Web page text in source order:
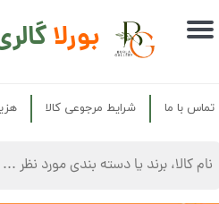
بورلا حساب کاربری من
سفارشات
خروج از حساب کاربری
تماس با ما شرایط مرجوعی کالا